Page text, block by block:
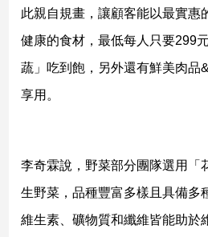
國
焦
點
兩
岸/
際
此親自規畫，讓顧客能以最實惠
健康的食材，最低每人只要299
蔬」吃到飽，另外還有鮮美肉品
享用。
李奇霖說，野菜部分團隊選用「
生野菜，品種豐富多樣且具備多
維生素、礦物質和纖維皆能助於